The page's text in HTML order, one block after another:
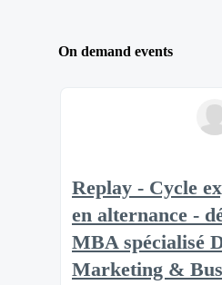
On demand events
Replay - Cycle
en alternance -
MBA spécialisé
Marketing &